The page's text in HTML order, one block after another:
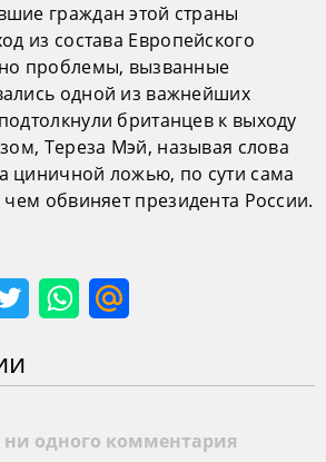
граждан этой страны
из состава Европейского
проблемы, вызванные
одной из важнейших
британцев к выходу
Тереза Мэй, называя слова
циничной ложью, по сути сама
обвиняет президента России.
ни одного комментария